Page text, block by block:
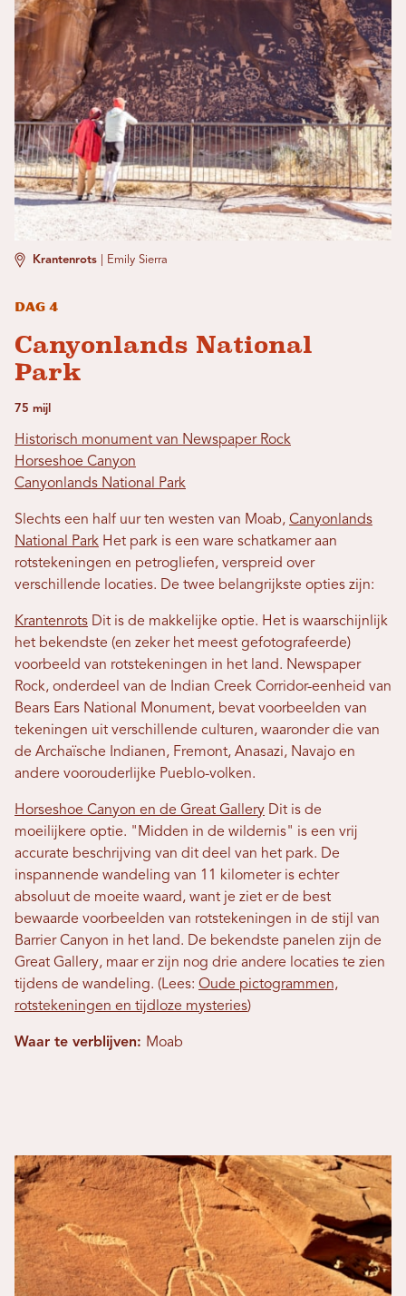
Krantenrots Emily Sierra
Dag 4
Canyonlands National
Park
75 mijl
Historisch monument van Newspaper Rock
Horseshoe Canyon
Canyonlands National Park
Slechts een half uur ten westen van Moab, Canyonlands
National Park Het park is een ware schatkamer aan
rotstekeningen en petrogliefen, verspreid over
verschillende locaties. De twee belangrijkste opties zijn:
Krantenrots Dit is de makkelijke optie. Het is waarschijnlijk
het bekendste (en zeker het meest gefotografeerde)
voorbeeld van rotstekeningen in het land. Newspaper
Rock, onderdeel van de Indian Creek Corridor-eenheid van
Bears Ears National Monument, bevat voorbeelden van
tekeningen uit verschillende culturen, waaronder die van
de Archaïsche Indianen, Fremont, Anasazi, Navajo en
andere voorouderlijke Pueblo-volken.
Horseshoe Canyon en de Great Gallery Dit is de
moeilijkere optie. "Midden in de wildernis" is een vrij
accurate beschrijving van dit deel van het park. De
inspannende wandeling van 11 kilometer is echter
absoluut de moeite waard, want je ziet er de best
bewaarde voorbeelden van rotstekeningen in de stijl van
Barrier Canyon in het land. De bekendste panelen zijn de
Great Gallery, maar er zijn nog drie andere locaties te zien
tijdens de wandeling. (Lees: Oude pictogrammen,
rotstekeningen en tijdloze mysteries)
Waar te verblijven: Moab